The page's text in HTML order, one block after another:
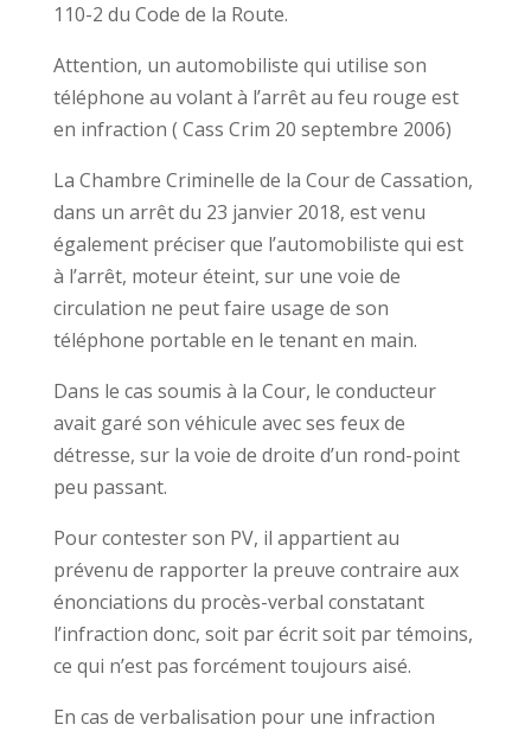
110-2 du Code de la Route.
Attention, un automobiliste qui utilise son
téléphone au volant à l’arrêt au feu rouge est
en infraction ( Cass Crim 20 septembre 2006)
La Chambre Criminelle de la Cour de Cassation,
dans un arrêt du 23 janvier 2018, est venu
également préciser que l’automobiliste qui est
à l’arrêt, moteur éteint, sur une voie de
circulation ne peut faire usage de son
téléphone portable en le tenant en main.
Dans le cas soumis à la Cour, le conducteur
avait garé son véhicule avec ses feux de
détresse, sur la voie de droite d’un rond-point
peu passant.
Pour contester son PV, il appartient au
prévenu de rapporter la preuve contraire aux
énonciations du procès-verbal constatant
l’infraction donc, soit par écrit soit par témoins,
ce qui n’est pas forcément toujours aisé.
En cas de verbalisation pour une infraction